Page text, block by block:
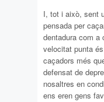
I, tot i això, sent
pensada per
dentadura com a
velocitat punta
caçadors més
defensat de
nosaltres en
ens eren gens